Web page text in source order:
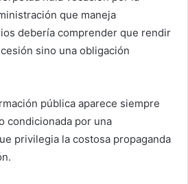
que maneja
debería comprender que rendir
sino una obligación
pública aparece siempre
condicionada por una
privilegia la costosa propaganda